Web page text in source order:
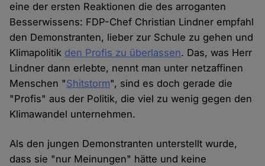
eine der ersten Reaktionen die des arroganten
Besserwissens: FDP-Chef Christian Lindner empfahl
den Demonstranten, lieber zur Schule zu gehen und
Klimapolitik den Profis zu überlassen. Das, was Herr
Lindner dann erlebte, nennt man unter netzaffinen
Menschen "Shitstorm", sind es doch gerade die
"Profis" aus der Politik, die viel zu wenig gegen den
Klimawandel unternehmen.
Als den jungen Demonstranten unterstellt wurde,
dass sie "nur Meinungen" hätte und keine